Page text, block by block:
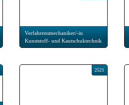
Verfahrensmechaniker/-in
Kunststoff- und Kautschuktechnik
2521